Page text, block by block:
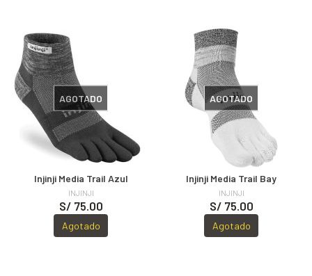
AGOTADO
Injinji Media Trail Azul
INJINJI
S/ 75.00
Agotado
AGOTADO
Injinji Media Trail Bay
INJINJI
S/ 75.00
Agotado